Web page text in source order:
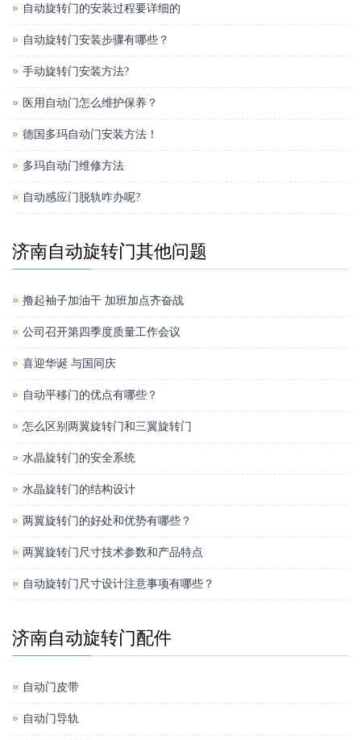
自动旋转门的安装过程要详细的
自动旋转门安装步骤有哪些？
手动旋转门安装方法?
医用自动门怎么维护保养？
德国多玛自动门安装方法！
多玛自动门维修方法
自动感应门脱轨咋办呢?
济南自动旋转门其他问题
撸起袖子加油干 加班加点齐奋战
公司召开第四季度质量工作会议
喜迎华诞 与国同庆
自动平移门的优点有哪些？
怎么区别两翼旋转门和三翼旋转门
水晶旋转门的安全系统
水晶旋转门的结构设计
两翼旋转门的好处和优势有哪些？
两翼旋转门尺寸技术参数和产品特点
自动旋转门尺寸设计注意事项有哪些？
济南自动旋转门配件
自动门皮带
自动门导轨